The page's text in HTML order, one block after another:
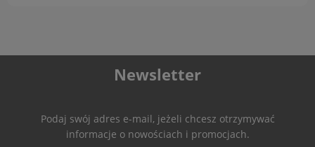
Newsletter
Podaj swój adres e-mail, jeżeli chcesz otrzymywać
informacje o nowościach i promocjach.